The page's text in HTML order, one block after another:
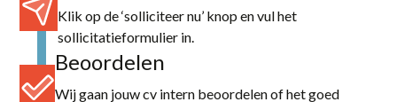
Klik op de ‘solliciteer nu’ knop en vul het
sollicitatieformulier in.
Beoordelen
Wij gaan jouw cv intern beoordelen of het goed